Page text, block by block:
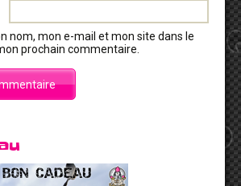
nom, mon e-mail et mon site dans le
prochain commentaire.